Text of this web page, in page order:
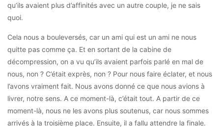
qu’ils avaient plus d’affinités avec un autre couple, je ne sais
quoi.
Cela nous a bouleversés, car un ami qui est un ami ne nous
quitte pas comme ça. Et en sortant de la cabine de
décompression, on a vu qu’ils avaient parfois parlé en mal de
nous, non ? C’était exprès, non ? Pour nous faire éclater, et nous
l’avons vraiment fait. Nous avons donné ce que nous avions à
livrer, notre sens. A ce moment-là, c’était tout. A partir de ce
moment-là, nous ne les avons plus soutenus, car nous sommes
arrivés à la troisième place. Ensuite, il a fallu attendre la finale.